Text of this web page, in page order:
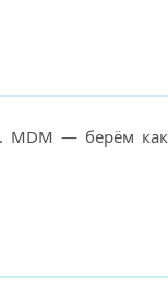
MDM — берём как